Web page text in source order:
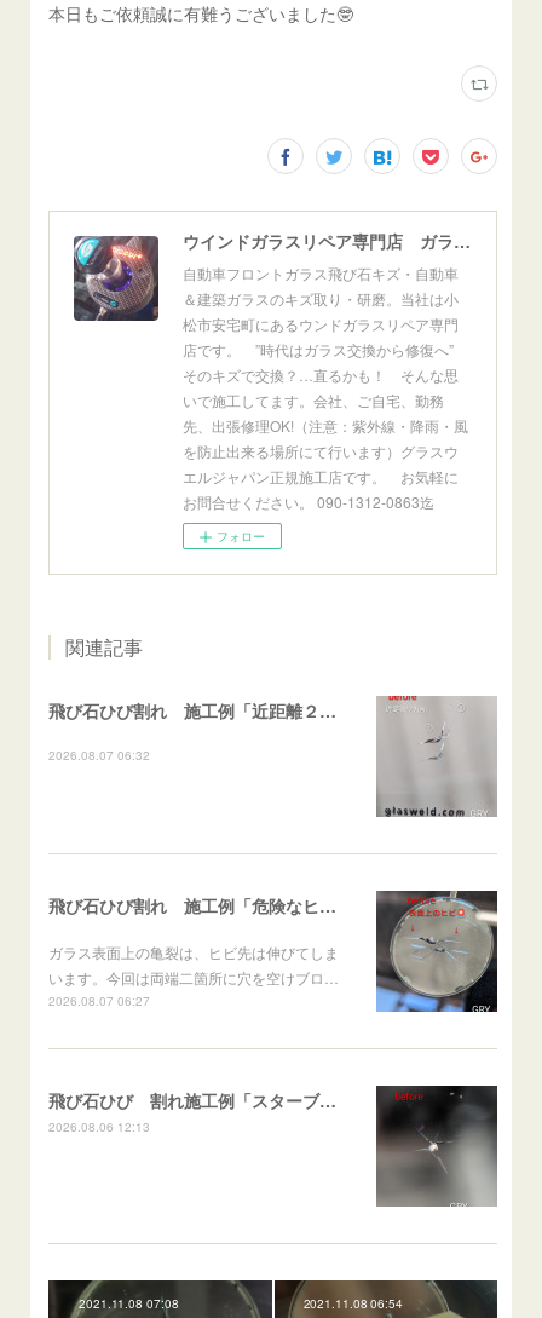
本日もご依頼誠に有難うございました🤓
ウインドガラスリペア専門店 ガラスリペア・ヨシダ グラスウェルドジャパン 正規施工店 小松市
自動車フロントガラス飛び石キズ・自動車
＆建築ガラスのキズ取り・研磨。当社は小
松市安宅町にあるウンドガラスリペア専門
店です。 ”時代はガラス交換から修復へ”
そのキズで交換？…直るかも！ そんな思
いで施工してます。会社、ご自宅、勤務
先、出張修理OK!（注意：紫外線・降雨・風
を防止出来る場所にて行います）グラスウ
エルジャパン正規施工店です。 お気軽に
お問合せください。 090-1312-0863迄
フォロー
関連記事
飛び石ひび割れ 施工例「近距離２箇所・パーシャル系+ストレート系」CX-8
2026.08.07 06:32
飛び石ひび割れ 施工例「危険なヒビ🚨⚠️表面上亀裂」ジムニー
ガラス表面上の亀裂は、ヒビ先は伸びてしま
います。今回は両端二箇所に穴を空けブロ…
2026.08.07 06:27
飛び石ひび 割れ施工例「スターブレイク系」 フリード
2026.08.06 12:13
2021.11.08 07:08 2021.11.08 06:54